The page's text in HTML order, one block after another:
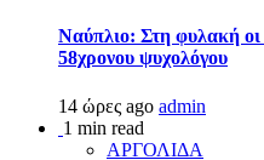
Ναύπλιο: Στη φυλακή οι
58χρονου ψυχολόγου
14 ώρες ago admin
1 min read
ΑΡΓΟΛΙΔΑ